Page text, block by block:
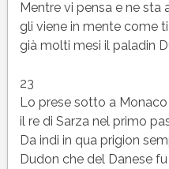
Mentre vi pensa e ne sta
gli viene in mente come
già molti mesi il paladin
23
Lo prese sotto a Monaco
il re di Sarza nel primo
Da indi in qua prigion
Dudon che del Danese